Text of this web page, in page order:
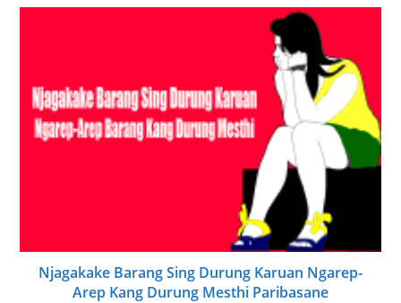
Njagakake Barang Sing Durung Karuan Ngarep-
Arep Kang Durung Mesthi Paribasane